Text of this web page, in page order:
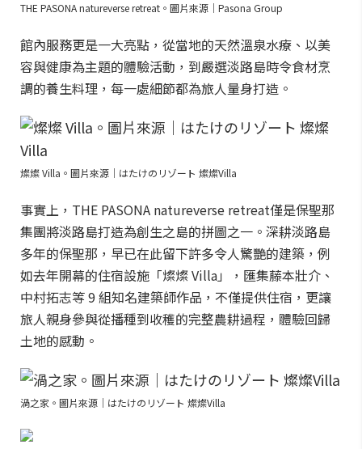
THE PASONA natureverse retreat。圖片來源｜Pasona Group
館內服務更是一大亮點，從當地的天然溫泉水療、以美
容與健康為主題的體驗活動，到嚴選淡路島時令食材烹
調的養生料理，每一處細節都為旅人量身打造。
燦燦 Villa。圖片來源｜はたけのリゾート 燦燦Villa
事實上，THE PASONA natureverse retreat僅是保聖那
集團將淡路島打造為創生之島的拼圖之一。深耕淡路島
多年的保聖那，早已在此留下許多令人驚艷的建築，例
如去年開幕的住宿設施「燦燦 Villa」，匯集藤本壯介、
中村拓志等 9 組知名建築師作品，不僅提供住宿，更讓
旅人親身參與從播種到收穫的完整農耕過程，體驗回歸
土地的感動。
渦之家。圖片來源｜はたけのリゾート 燦燦Villa